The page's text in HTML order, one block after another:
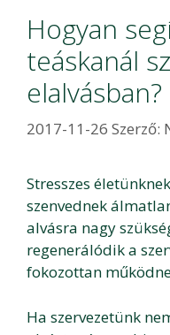
Hogyan
teáskanál
elalvásban?
2017-11-26 Szerző:
Stresszes
szenvednek
alvásra nagy
regenerálódik a
fokozottan
Ha szervezetünk